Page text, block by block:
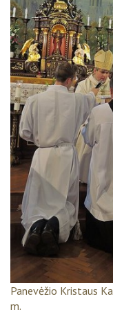
Panevėžio Kristaus
m.